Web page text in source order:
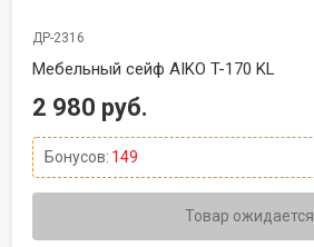
ДР-2316
Мебельный сейф AIKO T-170 KL
2 980 руб.
Бонусов: 149
Товар ожидается